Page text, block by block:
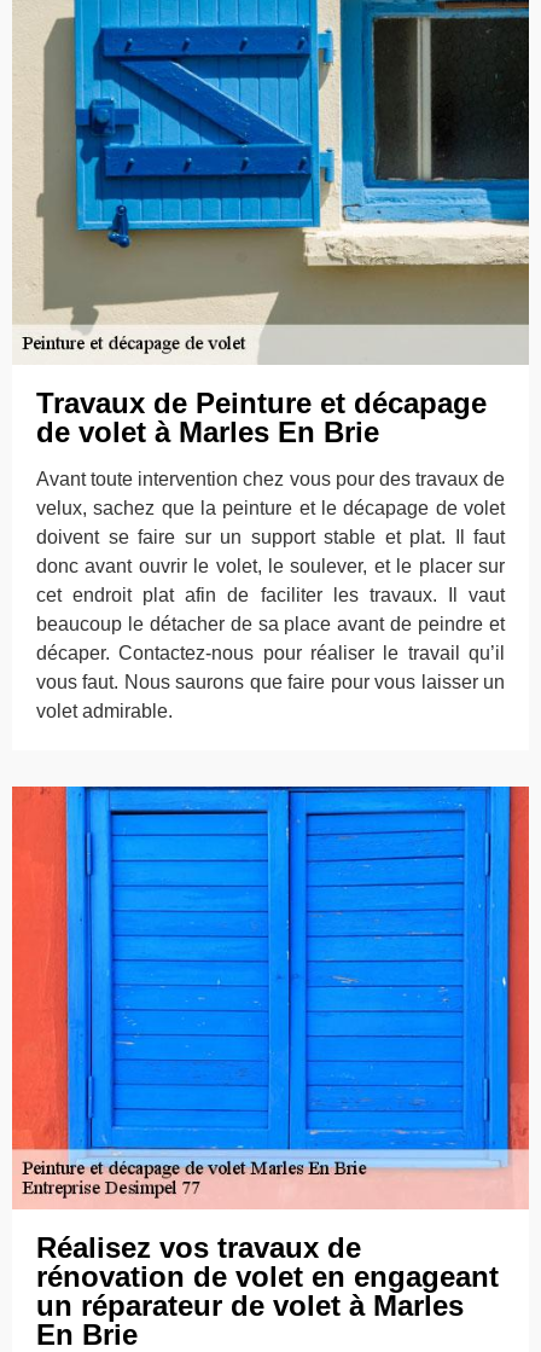
Travaux de Peinture et décapage
de volet à Marles En Brie
Avant toute intervention chez vous pour des travaux de
velux, sachez que la peinture et le décapage de volet
doivent se faire sur un support stable et plat. Il faut
donc avant ouvrir le volet, le soulever, et le placer sur
cet endroit plat afin de faciliter les travaux. Il vaut
beaucoup le détacher de sa place avant de peindre et
décaper. Contactez-nous pour réaliser le travail qu’il
vous faut. Nous saurons que faire pour vous laisser un
volet admirable.
Réalisez vos travaux de
rénovation de volet en engageant
un réparateur de volet à Marles
En Brie